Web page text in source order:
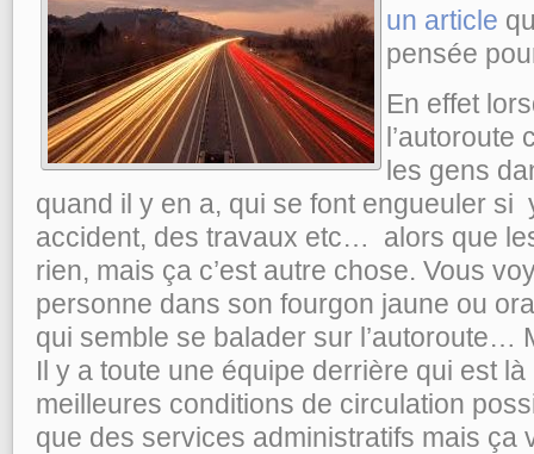
un article
pensée
En effet
l’autoroute
les gens
quand il y en a, qui se font engueuler si
accident, des travaux etc… alors que
rien, mais ça c’est autre chose. Vous
personne dans son fourgon jaune ou
qui semble se balader sur l’autoroute…
Il y a toute une équipe derrière qui est
meilleures conditions de circulation
que des services administratifs mais ça